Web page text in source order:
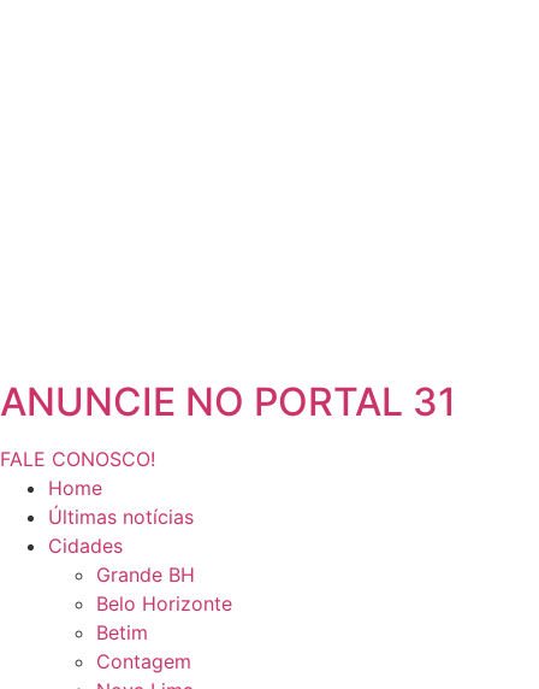
ANUNCIE NO PORTAL 31
FALE CONOSCO!
Home
Últimas notícias
Cidades
Grande BH
Belo Horizonte
Betim
Contagem